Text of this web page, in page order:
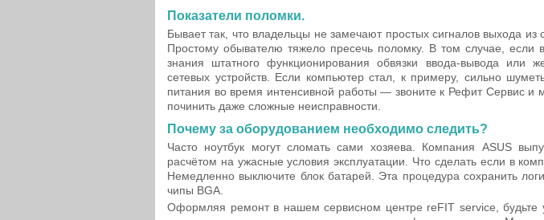
Показатели поломки.
Бывает так, что владельцы не замечают простых сигналов выхода из
Простому обывателю тяжело пресечь поломку. В том случае, если
знания штатного функционирования обвязки ввода-вывода или
сетевых устройств. Если компьютер стал, к примеру, сильно
питания во время интенсивной работы — звоните к Рефит Сервис
починить даже сложные неисправности.
Почему за оборудованием необходимо следить?
Часто ноутбук могут сломать сами хозяева. Компания ASUS
расчётом на ужасные условия эксплуатации. Что сделать если в
Немедленно выключите блок батарей. Эта процедура сохранить
чипы BGA.
Оформляя ремонт в нашем сервисном центре reFIT service, будьте